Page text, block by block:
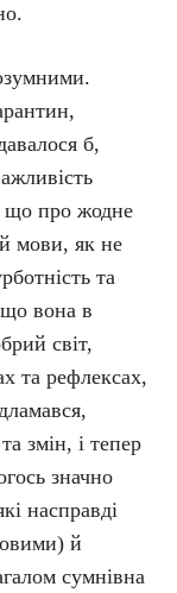
б,
що про жодне
мови, як не
та
вона в
світ,
та рефлексах,
змін, і тепер
значно
насправді
й
сумнівна